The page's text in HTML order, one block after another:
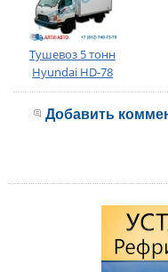
Тушевоз 5 тонн
Hyundai HD-78
Добавить